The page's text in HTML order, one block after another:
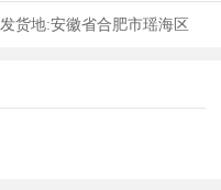
发货地:安徽省合肥市瑶海区